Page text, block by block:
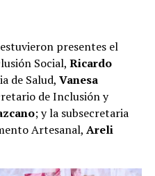
presentes el
Social, Ricardo
de Salud, Vanesa
de Inclusión y
; y la subsecretaria
Artesanal, Areli